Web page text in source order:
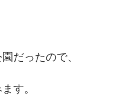
だったので、
す。